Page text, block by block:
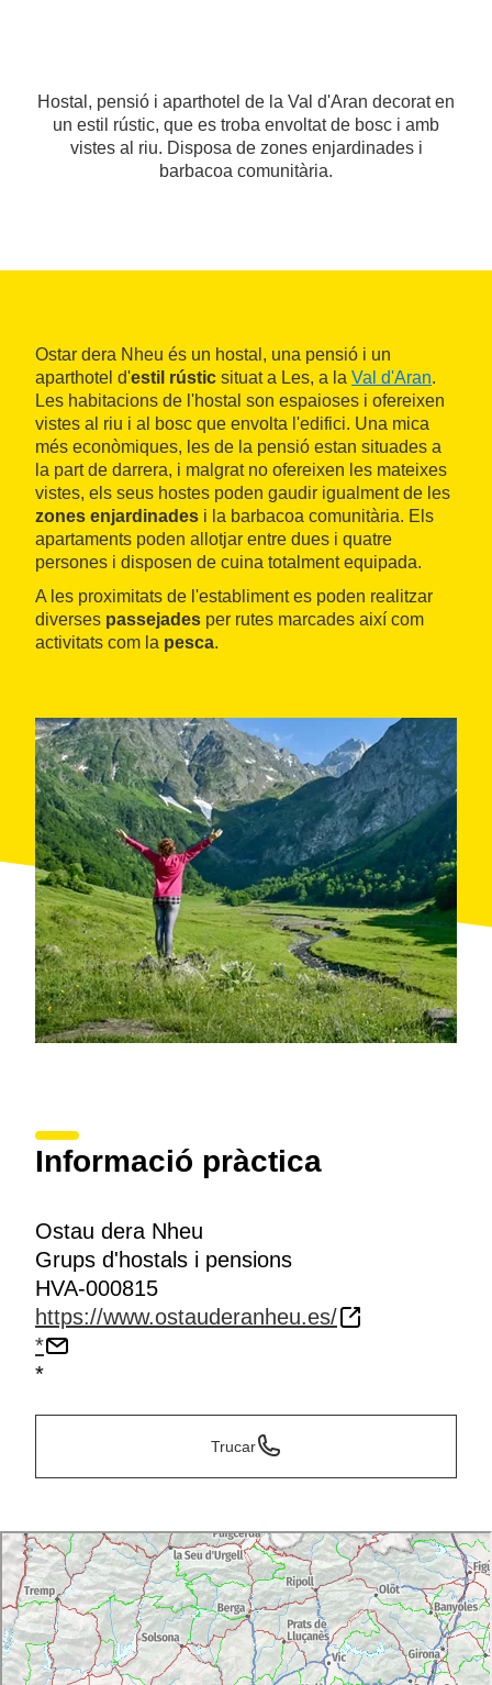
Hostal, pensió i aparthotel de la Val d'Aran decorat en
un estil rústic, que es troba envoltat de bosc i amb
vistes al riu. Disposa de zones enjardinades i
barbacoa comunitària.
Ostar dera Nheu és un hostal, una pensió i un
aparthotel d'estil rústic situat a Les, a la Val d'Aran.
Les habitacions de l'hostal son espaioses i ofereixen
vistes al riu i al bosc que envolta l'edifici. Una mica
més econòmiques, les de la pensió estan situades a
la part de darrera, i malgrat no ofereixen les mateixes
vistes, els seus hostes poden gaudir igualment de les
zones enjardinades i la barbacoa comunitària. Els
apartaments poden allotjar entre dues i quatre
persones i disposen de cuina totalment equipada.
A les proximitats de l'establiment es poden realitzar
diverses passejades per rutes marcades així com
activitats com la pesca.
Informació pràctica
Ostau dera Nheu
Grups d'hostals i pensions
HVA-000815
https://www.ostauderanheu.es/
*
*
Trucar